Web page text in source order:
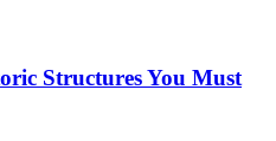
Structures You Must